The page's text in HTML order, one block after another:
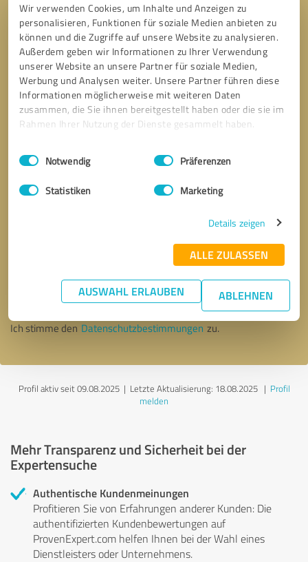
Wir verwenden Cookies, um Inhalte und Anzeigen zu
personalisieren, Funktionen für soziale Medien anbieten zu
können und die Zugriffe auf unsere Website zu analysieren.
Außerdem geben wir Informationen zu Ihrer Verwendung
unserer Website an unsere Partner für soziale Medien,
Werbung und Analysen weiter. Unsere Partner führen diese
Informationen möglicherweise mit weiteren Daten
zusammen, die Sie ihnen bereitgestellt haben oder die sie im
Rahmen Ihrer Nutzung der Dienste gesammelt haben.
Impressum Datenschutzbestimmungen
Einwilligungsauswahl
Notwendig Präferenzen
Statistiken Marketing
Details zeigen
ALLE ZULASSEN
AUSWAHL ERLAUBEN ABLEHNEN
* Erforderliche Angaben
Nachricht senden
Ich stimme den Datenschutzbestimmungen zu.
Profil aktiv seit 09.08.2025 | Letzte Aktualisierung: 18.08.2025| Profil
melden
Mehr Transparenz und Sicherheit bei der
Expertensuche
Authentische Kundenmeinungen
Profitieren Sie von Erfahrungen anderer Kunden: Die
authentifizierten Kundenbewertungen auf
ProvenExpert.com helfen Ihnen bei der Wahl eines
Dienstleisters oder Unternehmens.